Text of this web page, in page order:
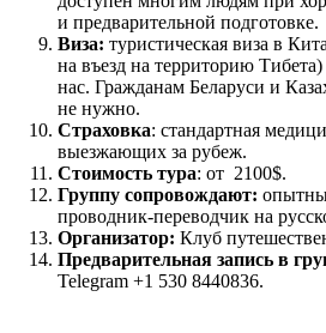
и предварительной подготовке.
Виза: туристическая виза в
на въезд на территорию
нас. Гражданам Беларуси и
не нужно.
Страховка: стандартная
выезжающих за рубеж.
Стоимость тура: от 2100$.
Группу сопровождают:
проводник-переводчик на
Организатор: Клуб
Предварительная запись в
Telegram +1 530 8440836.